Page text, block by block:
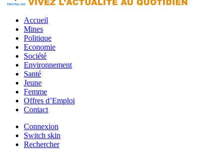
Accueil
Mines
Politique
Economie
Société
Environnement
Santé
Jeune
Femme
Offres d’Emploi
Contact
Connexion
Switch skin
Rechercher